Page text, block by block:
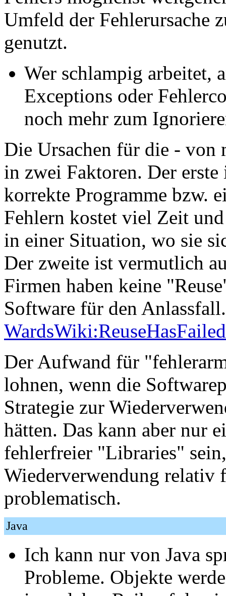
Umfeld der Fehlerursache
genutzt.
Wer schlampig arbeitet,
Exceptions oder
noch mehr zum
Die Ursachen für die - von
in zwei Faktoren. Der
korrekte Programme bzw.
Fehlern kostet viel Zeit
in einer Situation, wo sie
Der zweite ist vermutlich
Firmen haben keine
Software für den
WardsWiki:ReuseHasFailed
Der Aufwand für
lohnen, wenn die
Strategie zur
hätten. Das kann aber nur
fehlerfreier "Libraries"
Wiederverwendung relativ
problematisch.
Java
Ich kann nur von Java
Probleme. Objekte